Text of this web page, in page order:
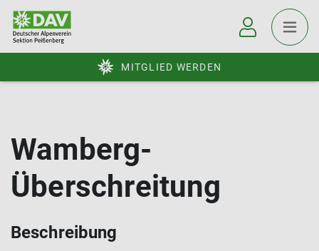
MITGLIED WERDEN
Wamberg-
Überschreitung
Beschreibung